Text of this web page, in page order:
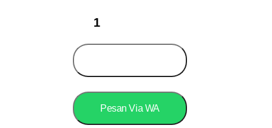
serba
guna
PVC
Tebal
Berkualitas,
Import
Original
Pesan Via WA